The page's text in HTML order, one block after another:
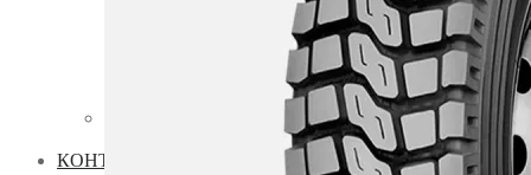
Столы концентрационные СКО
Лазерная обработка металла
Лазерные очистители металла
КОНТАКТЫ